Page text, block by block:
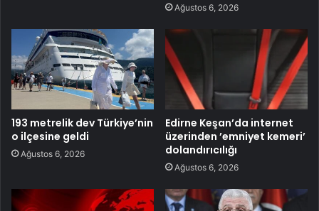
Ağustos 6, 2026
193 metrelik dev Türkiye’nin
o ilçesine geldi
Ağustos 6, 2026
Edirne Keşan’da internet
üzerinden ’emniyet kemeri’
dolandırıcılığı
Ağustos 6, 2026